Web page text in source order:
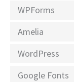
WPForms
Amelia
WordPress
Google Fonts